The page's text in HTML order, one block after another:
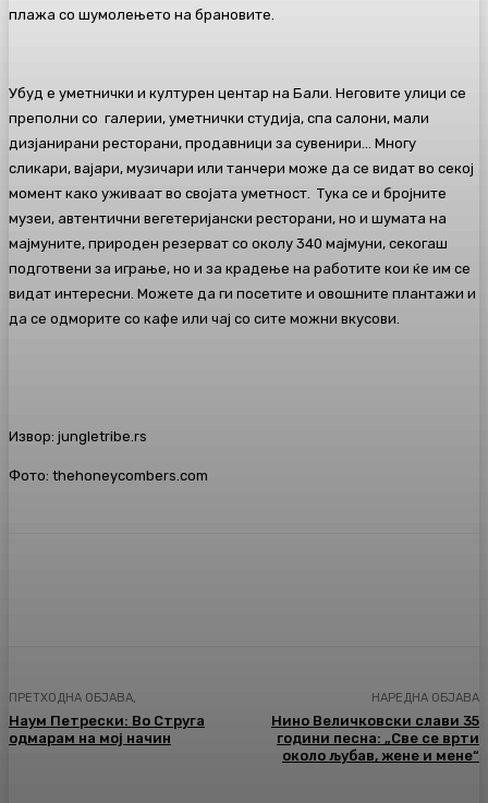
плажа со шумолењето на брановите.
Убуд е уметнички и културен центар на Бали. Неговите улици се
преполни со галерии, уметнички студија, спа салони, мали
дизјанирани ресторани, продавници за сувенири… Многу
сликари, вајари, музичари или танчери може да се видат во секој
момент како уживаат во својата уметност. Тука се и бројните
музеи, автентични вегетеријански ресторани, но и шумата на
мајмуните, природен резерват со околу 340 мајмуни, секогаш
подготвени за играње, но и за крадење на работите кои ќе им се
видат интересни. Можете да ги посетите и овошните плантажи и
да се одморите со кафе или чај со сите можни вкусови.
Извор: jungletribe.rs
Фото: thehoneycombers.com
ПРЕТХОДНА ОБЈАВА,
Наум Петрески: Во Струга
oдмарам на мој начин
НАРЕДНА ОБЈАВА
Нино Величковски слави 35
години песна: „Све се врти
около љубав, жене и мене“